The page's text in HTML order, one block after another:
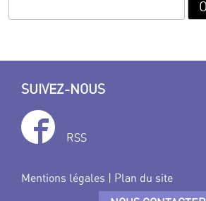
SUIVEZ-NOUS
RSS
Mentions légales | Plan du site